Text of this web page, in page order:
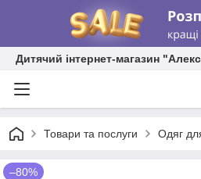
Дитячий інтернет-магазин
Товари та послуги Одяг
–80%